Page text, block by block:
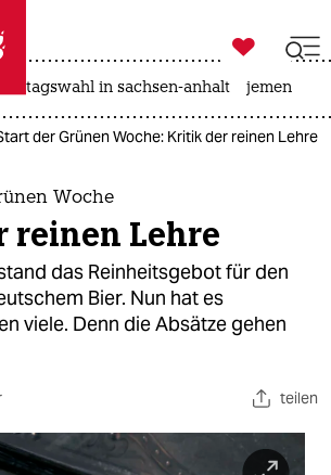
taz zahl ich
taz zahl ich

taz zahl ich
landtagswahl in sachsen-anhalt jemen
der Grünen Woche: Kritik der reinen Lehre
Woche
reinen Lehre
das Reinheitsgebot für den
Bier. Nun hat es
viele. Denn die Absätze gehen
teilen